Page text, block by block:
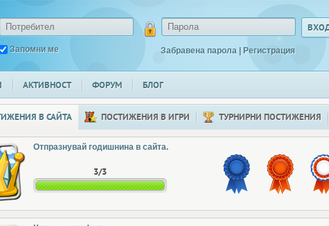
Запомни ме Забравена парола | Регистрация
АКТИВНОСТ ФОРУМ БЛОГ
В САЙТА ПОСТИЖЕНИЯ В ИГРИ ТУРНИРНИ ПОСТИЖЕНИЯ
Отпразнувай годишнина в сайта.
3/3